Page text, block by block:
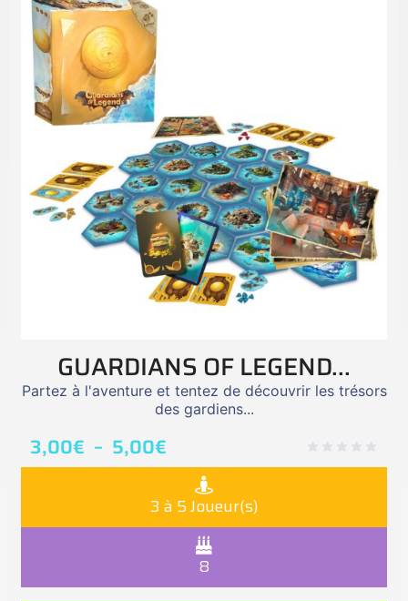
GUARDIANS OF LEGEND...
Partez à l'aventure et tentez de découvrir les trésors
des gardiens...
3,00€ – 5,00€
3 à 5 Joueur(s)
8